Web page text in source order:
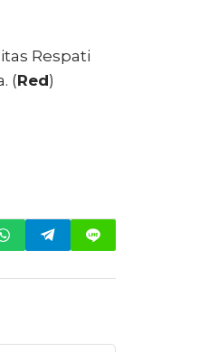
Respati
(Red)